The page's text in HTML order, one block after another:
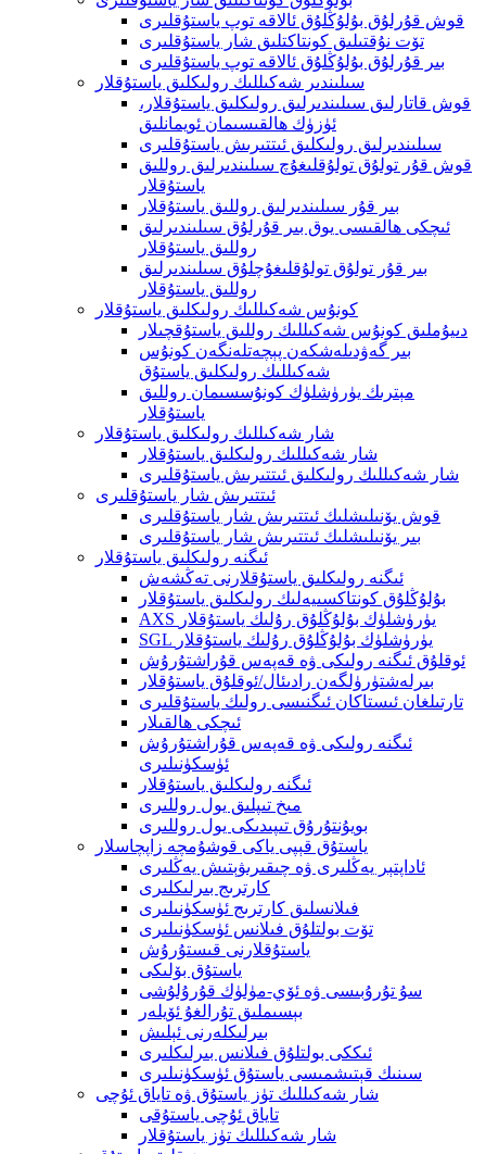
قوش قۇرلۇق بۇلۇڭلۇق ئالاقە توپ ياستۇقلىرى
تۆت نۇقتىلىق كونتاكتلىق شار ياستۇقلىرى
بىر قۇرلۇق بۇلۇڭلۇق ئالاقە توپ ياستۇقلىرى
سىلىندىر شەكىللىك رولىكلىق ياستۇقلار
قوش قاتارلىق سىلىندىرلىق رولىكلىق ياستۇقلار،
ئۈزۈك ھالقىسىمان ئويمانلىق
سىلىندىرلىق رولىكلىق ئىتتىرىش ياستۇقلىرى
قوش قۇر تولۇق تولۇقلىغۇچ سىلىندىرلىق روللىق
ياستۇقلار
بىر قۇر سىلىندىرلىق روللىق ياستۇقلار
ئىچكى ھالقىسى يوق بىر قۇرلۇق سىلىندىرلىق
روللىق ياستۇقلار
بىر قۇر تولۇق تولۇقلىغۇچلۇق سىلىندىرلىق
روللىق ياستۇقلار
كونۇس شەكىللىك رولىكلىق ياستۇقلار
دىيۇملىق كونۇس شەكىللىك روللىق ياستۇقچىلار
بىر گەۋدىلەشكەن پېچەتلەنگەن كونۇس
شەكىللىك رولىكلىق ياستۇق
مېترىك يۈرۈشلۈك كونۇسسىمان روللىق
ياستۇقلار
شار شەكىللىك رولىكلىق ياستۇقلار
شار شەكىللىك رولىكلىق ياستۇقلار
شار شەكىللىك رولىكلىق ئىتتىرىش ياستۇقلىرى
ئىتتىرىش شار ياستۇقلىرى
قوش يۆنىلىشلىك ئىتتىرىش شار ياستۇقلىرى
بىر يۆنىلىشلىك ئىتتىرىش شار ياستۇقلىرى
ئىگنە رولىكلىق ياستۇقلار
ئىگنە رولىكلىق ياستۇقلارنى تەڭشەش
بۇلۇڭلۇق كونتاكسىيەلىك رولىكلىق ياستۇقلار
AXS يۈرۈشلۈك بۇلۇڭلۇق رۇلىك ياستۇقلار
SGL يۈرۈشلۈك بۇلۇڭلۇق رۇلىك ياستۇقلار
ئوقلۇق ئىگنە رولىكى ۋە قەپەس قۇراشتۇرۇش
بىرلەشتۈرۈلگەن رادىئال/ئوقلۇق ياستۇقلار
تارتىلغان ئىستاكان ئىگنىسى رولىك ياستۇقلىرى
ئىچكى ھالقىلار
ئىگنە رولىكى ۋە قەپەس قۇراشتۇرۇش
ئۈسكۈنىلىرى
ئىگنە رولىكلىق ياستۇقلار
مىخ تىپلىق يول روللىرى
بويۇنتۇرۇق تىپىدىكى يول روللىرى
ياستۇق قېپى ياكى قوشۇمچە زاپچاسلار
ئاداپتېر يەڭلىرى ۋە چىقىرىۋېتىش يەڭلىرى
كارترىج بىرلىكلىرى
فىلانسلىق كارترىج ئۈسكۈنىلىرى
تۆت بولتلۇق فىلانس ئۈسكۈنىلىرى
ياستۇقلارنى قىستۇرۇش
ياستۇق بۆلىكى
سۇ تۇرۇبىسى ۋە ئۆي-مۈلۈك قۇرۇلۇشى
بېسىملىق تۇرالغۇ ئۆيلەر
بىرلىكلەرنى ئېلىش
ئىككى بولتلۇق فىلانس بىرلىكلىرى
سىنىك قېتىشمىسى ياستۇق ئۈسكۈنىلىرى
شار شەكىللىك تۈز ياستۇق ۋە تاياق ئۇچى
تاياق ئۇچى ياستۇقى
شار شەكىللىك تۈز ياستۇقلار